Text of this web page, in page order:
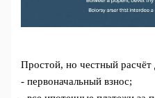
Простой, но честный расчёт
- первоначальный взнос;